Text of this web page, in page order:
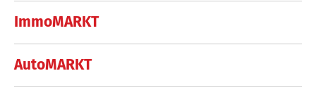
ImmoMARKT
AutoMARKT